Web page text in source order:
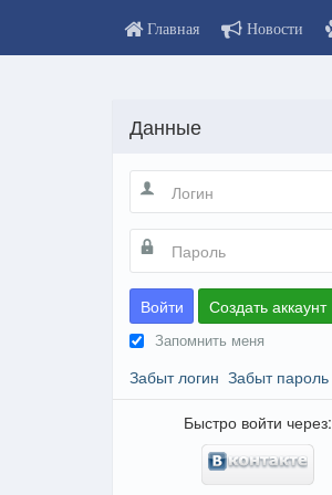
Главная Новости
Данные
Войти Создать аккаунт
Запомнить меня
Забыт логин Забыт пароль
Быстро войти через: